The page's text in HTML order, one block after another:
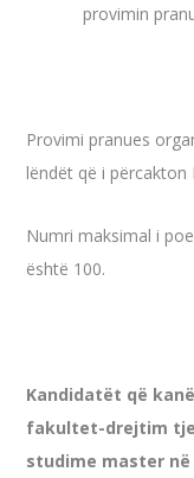
provimin
Provimi pranues
lëndët që i
Numri maksimal i
është 100.
Kandidatët që
fakultet-drejtim
studime master në